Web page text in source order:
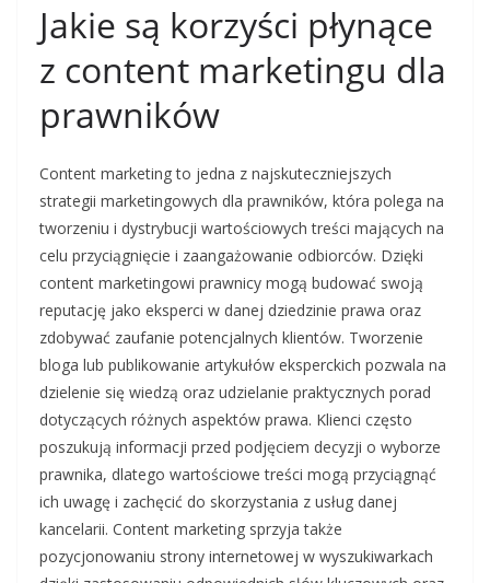
Jakie są korzyści płynące
z content marketingu dla
prawników
Content marketing to jedna z najskuteczniejszych
strategii marketingowych dla prawników, która polega na
tworzeniu i dystrybucji wartościowych treści mających na
celu przyciągnięcie i zaangażowanie odbiorców. Dzięki
content marketingowi prawnicy mogą budować swoją
reputację jako eksperci w danej dziedzinie prawa oraz
zdobywać zaufanie potencjalnych klientów. Tworzenie
bloga lub publikowanie artykułów eksperckich pozwala na
dzielenie się wiedzą oraz udzielanie praktycznych porad
dotyczących różnych aspektów prawa. Klienci często
poszukują informacji przed podjęciem decyzji o wyborze
prawnika, dlatego wartościowe treści mogą przyciągnąć
ich uwagę i zachęcić do skorzystania z usług danej
kancelarii. Content marketing sprzyja także
pozycjonowaniu strony internetowej w wyszukiwarkach